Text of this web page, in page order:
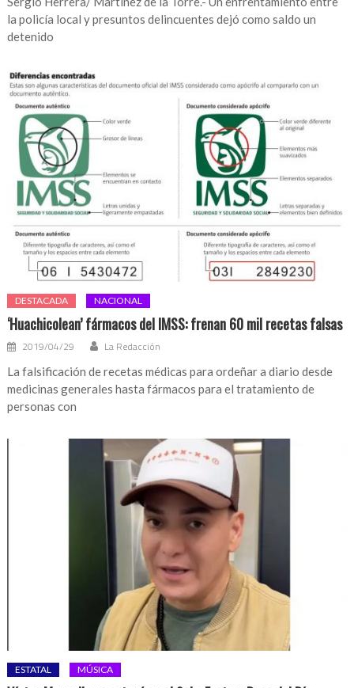
la policía local y presuntos delincuentes dejó como saldo un
detenido
DESTACADA NACIONAL
‘Huachicolean’ fármacos del IMSS: frenan 60 mil recetas falsas
2019/04/29 La Redacción
La falsificación de recetas médicas para ordeñar a diario desde
medicinas generales hasta fármacos para el tratamiento de
personas con
ESTATAL MÚSICA